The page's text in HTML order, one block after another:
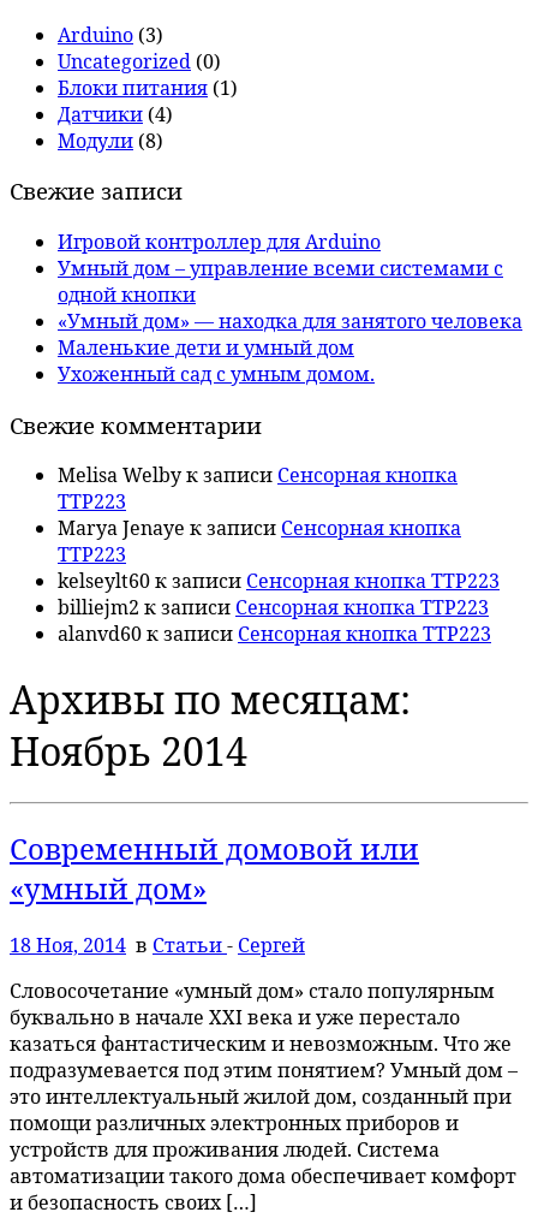
Arduino (3)
Uncategorized (0)
Блоки питания (1)
Датчики (4)
Модули (8)
Свежие записи
Игровой контроллер для Arduino
Умный дом – управление всеми системами с
одной кнопки
«Умный дом» — находка для занятого человека
Маленькие дети и умный дом
Ухоженный сад с умным домом.
Свежие комментарии
Melisa Welbyк записи Сенсорная кнопка
TTP223
Marya Jenaye к записи Сенсорная кнопка
TTP223
kelseylt60к записи Сенсорная кнопка TTP223
billiejm2 к записи Сенсорная кнопка TTP223
alanvd60к записи Сенсорная кнопка TTP223
Архивы по месяцам:
Ноябрь 2014
Современный домовой или
«умный дом»
18 Ноя, 2014 в Статьи- Сергей
Словосочетание «умный дом» стало популярным
буквально в начале XXI века и уже перестало
казаться фантастическим и невозможным. Что же
подразумевается под этим понятием? Умный дом –
это интеллектуальный жилой дом, созданный при
помощи различных электронных приборов и
устройств для проживания людей. Система
автоматизации такого дома обеспечивает комфорт
и безопасность своих […]